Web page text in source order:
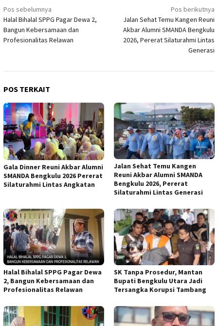
Navigasi
pos
Pos sebelumnya
Halal Bihalal SPPG Pagar Dewa 2,
Bangun Kebersamaan dan
Profesionalitas Relawan
Pos berikutnya
Jalan Sehat Temu Kangen Reuni
Akbar Alumni SMANDA Bengkulu
2026, Pererat Silaturahmi Lintas
Generasi
POS TERKAIT
Gala Dinner Reuni Akbar Alumni
SMANDA Bengkulu 2026 Pererat
Silaturahmi Lintas Angkatan
Jalan Sehat Temu Kangen
Reuni Akbar Alumni SMANDA
Bengkulu 2026, Pererat
Silaturahmi Lintas Generasi
Halal Bihalal SPPG Pagar Dewa
2, Bangun Kebersamaan dan
Profesionalitas Relawan
SK Tanpa Prosedur, Mantan
Bupati Bengkulu Utara Jadi
Tersangka Korupsi Tambang